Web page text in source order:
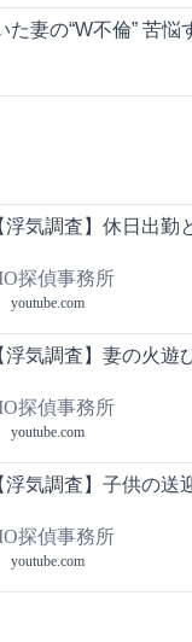
た妻の“W不倫” 苦
浮気調査】休日出
探偵事務所
youtube.com
浮気調査】妻の火
探偵事務所
youtube.com
浮気調査】子供の
探偵事務所
youtube.com